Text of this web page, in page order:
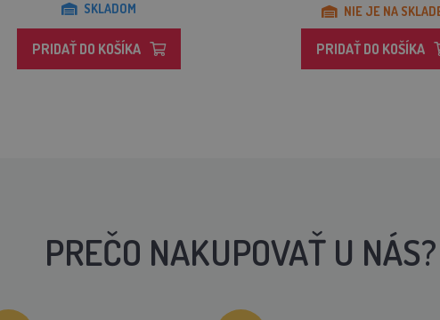
SKLADOM
PRIDAŤ DO KOŠÍKA
NIE JE NA
PRIDAŤ DO KOŠÍKA
PREČO NAKUPOVAŤ U NÁS?